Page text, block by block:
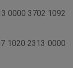
0000 3702 1092
1020 2313 0000